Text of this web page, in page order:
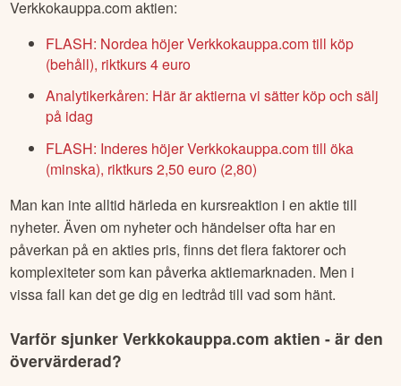
Verkkokauppa.comaktien:
FLASH: Nordea höjer Verkkokauppa.com till köp
(behåll), riktkurs 4 euro
Analytikerkåren: Här är aktierna vi sätter köp och sälj
på idag
FLASH: Inderes höjer Verkkokauppa.com till öka
(minska), riktkurs 2,50 euro (2,80)
Man kan inte alltid härleda en kursreaktion i en aktie till
nyheter. Även om nyheter och händelser ofta har en
påverkan på en akties pris, finns det flera faktorer och
komplexiteter som kan påverka aktiemarknaden. Men i
vissa fall kan det ge dig en ledtråd till vad som hänt.
Varför sjunkerVerkkokauppa.com aktien - är den
övervärderad?